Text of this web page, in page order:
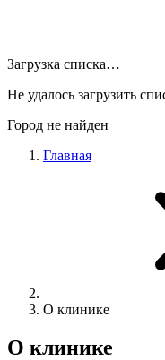
Загрузка списка…
Не удалось загрузить
Город не найден
Главная
О клинике
О клинике